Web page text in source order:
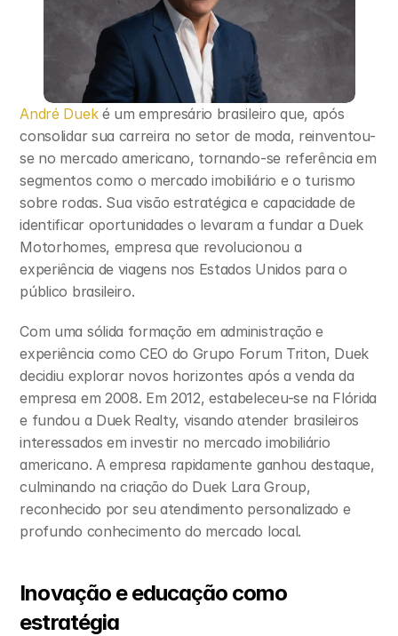
André Duek é um empresário brasileiro que, após
consolidar sua carreira no setor de moda, reinventou-
se no mercado americano, tornando-se referência em
segmentos como o mercado imobiliário e o turismo
sobre rodas. Sua visão estratégica e capacidade de
identificar oportunidades o levaram a fundar a Duek
Motorhomes, empresa que revolucionou a
experiência de viagens nos Estados Unidos para o
público brasileiro.
Com uma sólida formação em administração e
experiência como CEO do Grupo Forum Triton, Duek
decidiu explorar novos horizontes após a venda da
empresa em 2008. Em 2012, estabeleceu-se na Flórida
e fundou a Duek Realty, visando atender brasileiros
interessados em investir no mercado imobiliário
americano. A empresa rapidamente ganhou destaque,
culminando na criação do Duek Lara Group,
reconhecido por seu atendimento personalizado e
profundo conhecimento do mercado local.
Inovação e educação como
estratégia